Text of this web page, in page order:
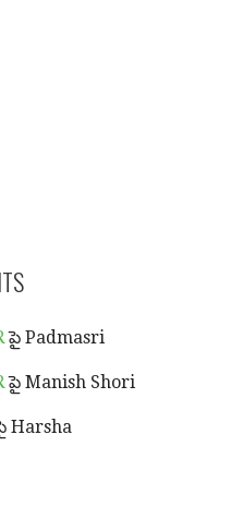
పైPadmasri
పైManish Shori
Harsha